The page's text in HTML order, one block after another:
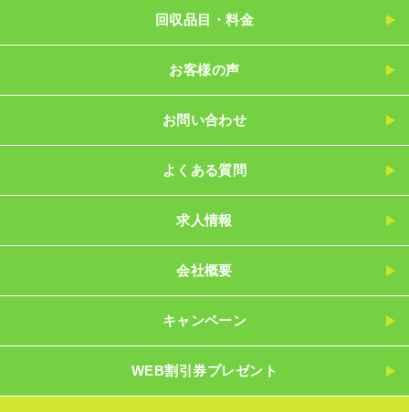
回収品目・料金
お客様の声
お問い合わせ
よくある質問
求人情報
会社概要
キャンペーン
WEB割引券プレゼント